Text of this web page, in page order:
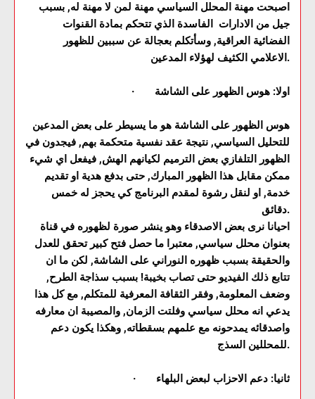
اصبحت مهنة المحلل السياسي مهنة لمن لا مهنة له, بسبب
جيل من الادارات الفاسدة الذي تتحكم بمادة القنوات
الفضائية العراقية, وسأتكلم بعجالة عن سببين للظهور
الاعلامي الكثيف لهؤلاء المدعين.
· اولا: هوس الظهور على الشاشة
هوس الظهور على الشاشة هو ما يسيطر على بعض المدعين
للتحليل السياسي, نتيجة عقد نفسية متحكمة بهم, فيجدون في
الظهور التلفازي بعض الترميم لكيانهم الهش, فيفعل اي شيء
ممكن مقابل هذا الظهور المبارك, حتى بدفع هدية او تقديم
خدمة, او لنقل رشوة لمقدم البرنامج كي يحجز له خمس
دقائق.
احيانا نرى بعض الاصدقاء وهو ينشر صورة لظهوره في قناة
بعنوان محلل سياسي, معتبرا ما حصل فتح كبير تحقق للعدل
والحقيقة بسبب ظهوره النوراني على الشاشة, لكن ما ان
تتابع ذلك الفيديو حتى تصاب بخيبة! بسبب سذاجة الطرح,
وضعف المعلومة, وفقر الثقافة المعرفية للمتكلم, مع كل هذا
يدعي انه محلل سياسي وفلتت الزمان, والمصيبة ان معارفه
واصدقائه يمدحونه مع علمهم بسقطاته, وهكذا يكون دعم
للمحللين السذج.
· ثانيا: دعم الاحزاب لبعض البلهاء